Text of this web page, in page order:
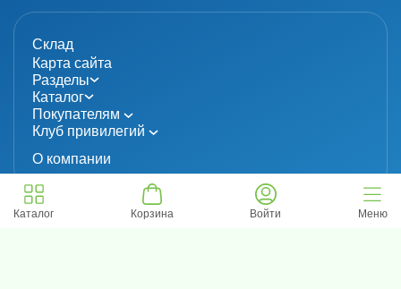
Склад
Карта сайта
Разделы
Каталог
Покупателям
Клуб привилегий
О компании
© 2024 «MolecuLab». Все права защищены.
Каталог Корзина Войти Меню